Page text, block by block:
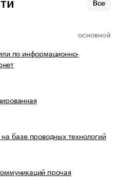
Все
ОСНОВНОЙ
по информационно-
базе проводных технологий
прочая